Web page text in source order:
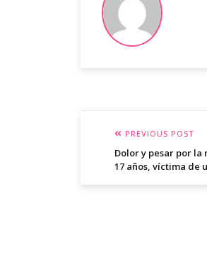
PREVIOUS POST
Dolor y pesar por la
17 años, víctima de